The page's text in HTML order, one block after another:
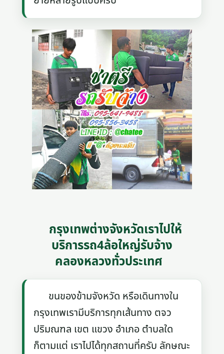
กรุงเทพต่างจังหวัดเราไปให้
บริการรถ4ล้อใหญ่รับจ้าง
คลองหลวงทั่วประเทศ
ขนของข้ามจังหวัด หรือเดินทางใน
กรุงเทพเรามีบริการทุกเส้นทาง ตจว
ปริมณฑล เขต แขวง อำเภอ ตำบลใด
ก็ตามแต่ เราไปได้ทุกสถานที่ครับ ลักษณะ